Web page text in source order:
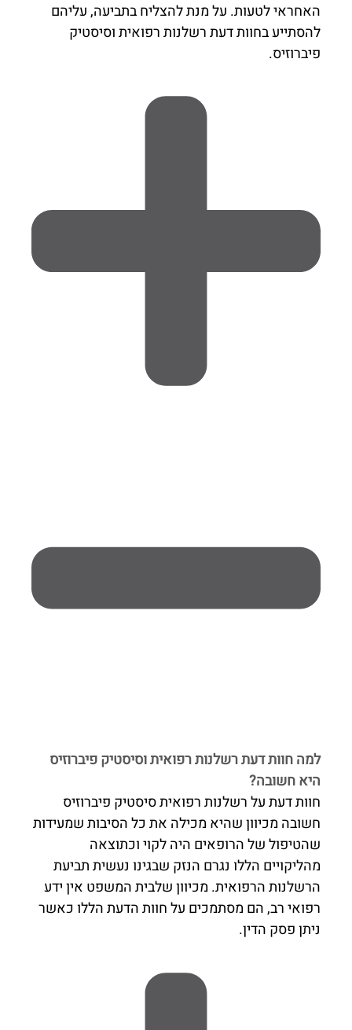
האחראי לטעות. על מנת להצליח בתביעה, עליהם
להסתייע בחוות דעת רשלנות רפואית וסיסטיק
פיברוזיס.
למה חוות דעת רשלנות רפואית וסיסטיק פיברוזיס
היא חשובה?
חוות דעת על רשלנות רפואית סיסטיק פיברוזיס
חשובה מכיוון שהיא מכילה את כל הסיבות שמעידות
שהטיפול של הרופאים היה לקוי וכתוצאה
מהליקויים הללו נגרם הנזק שבגינו נעשית תביעת
הרשלנות הרפואית. מכיוון שלבית המשפט אין ידע
רפואי רב, הם מסתמכים על חוות הדעת הללו כאשר
ניתן פסק הדין.